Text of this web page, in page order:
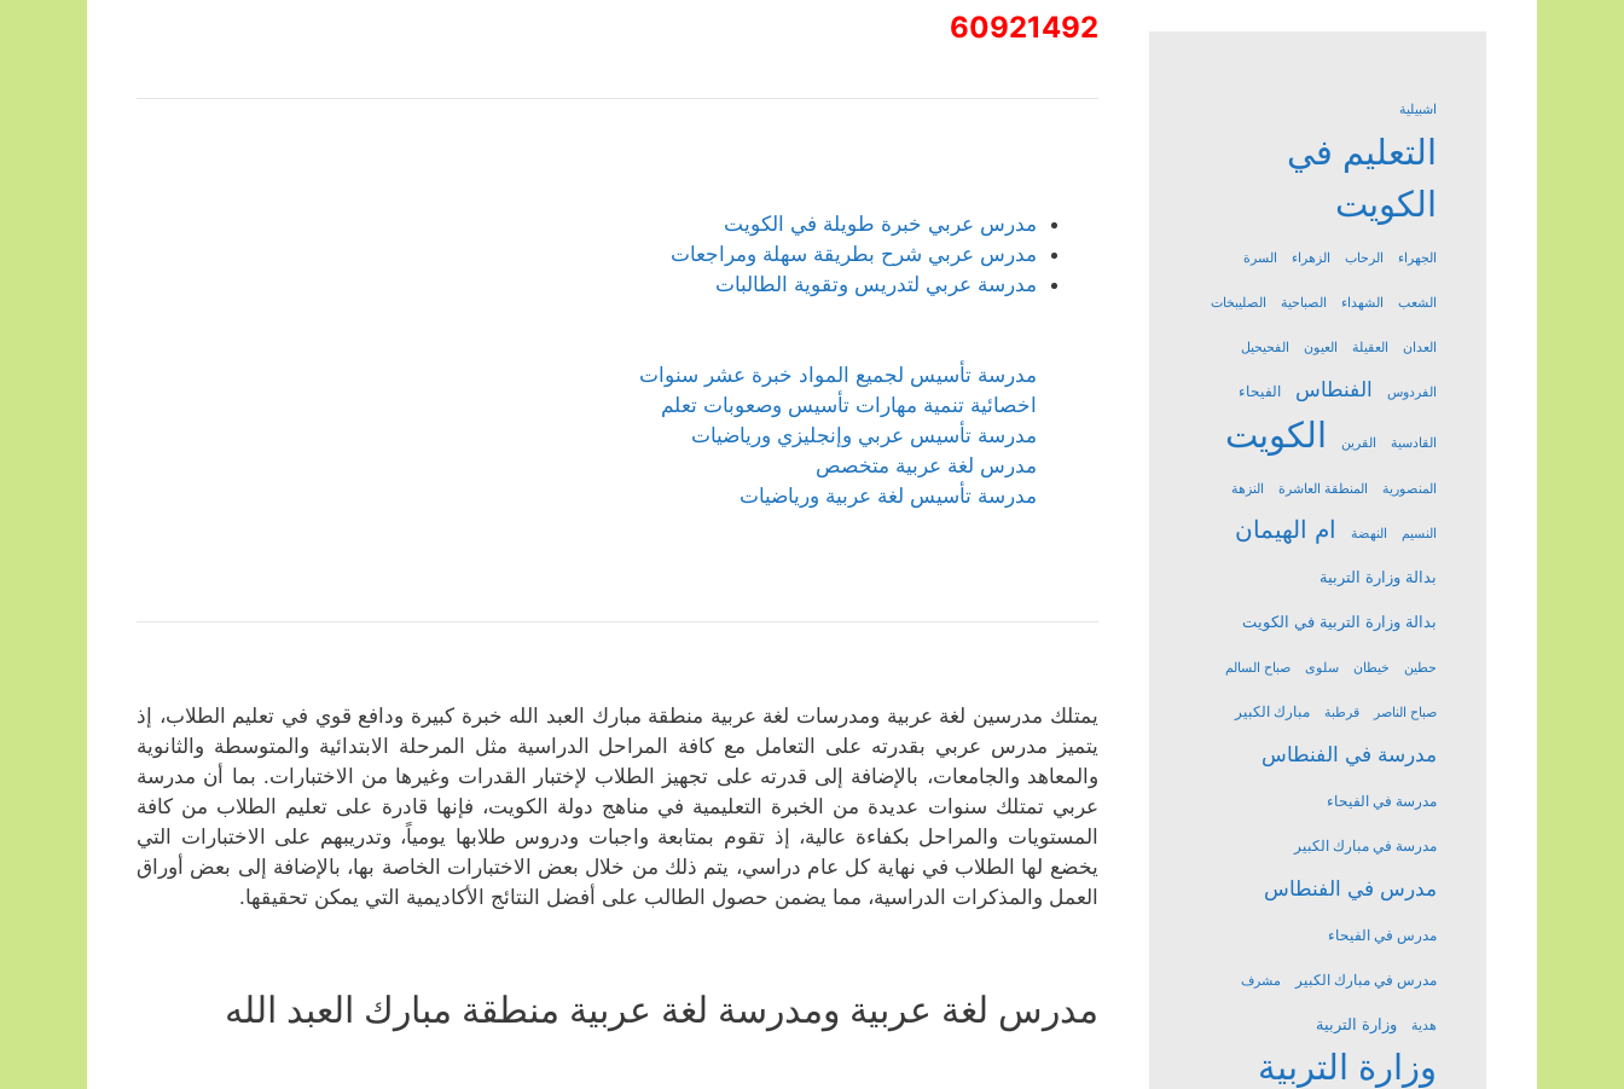
60921492
مدرس عربي خبرة طويلة في الكويت
مدرس عربي شرح بطريقة سهلة ومراجعات
مدرسة عربي لتدريس وتقوية الطالبات
مدرسة تأسيس لجميع المواد خبرة عشر سنوات
اخصائية تنمية مهارات تأسيس وصعوبات تعلم
مدرسة تأسيس عربي وإنجليزي ورياضيات
مدرس لغة عربية متخصص
مدرسة تأسيس لغة عربية ورياضيات
يمتلك مدرسين لغة عربية ومدرسات لغة عربية منطقة مبارك العبد الله خبرة كبيرة ودافع قوي في تعليم الطلاب، إذ
يتميز مدرس عربي بقدرته على التعامل مع كافة المراحل الدراسية مثل المرحلة الابتدائية والمتوسطة والثانوية
والمعاهد والجامعات، بالإضافة إلى قدرته على تجهيز الطلاب لإختبار القدرات وغيرها من الاختبارات. بما أن مدرسة
عربي تمتلك سنوات عديدة من الخبرة التعليمية في مناهج دولة الكويت، فإنها قادرة على تعليم الطلاب من كافة
المستويات والمراحل بكفاءة عالية، إذ تقوم بمتابعة واجبات ودروس طلابها يومياً، وتدريبهم على الاختبارات التي
يخضع لها الطلاب في نهاية كل عام دراسي، يتم ذلك من خلال بعض الاختبارات الخاصة بها، بالإضافة إلى بعض أوراق
العمل والمذكرات الدراسية، مما يضمن حصول الطالب على أفضل النتائج الأكاديمية التي يمكن تحقيقها.
مدرس لغة عربية ومدرسة لغة عربية منطقة مبارك العبد الله
اشبيلية
التعليم في
الكويت
الجهراء الرحاب الزهراء السرة
الشعب الشهداء الصباحية الصليبخات
العدان العقيلة العيون الفحيحيل
الفردوس الفنطاس الفيحاء
القادسية القرين الكويت
المنصورية المنطقة العاشرة النزهة
النسيم النهضة ام الهيمان
بدالة وزارة التربية
بدالة وزارة التربية في الكويت
حطين خيطان سلوى صباح السالم
صباح الناصر قرطبة مبارك الكبير
مدرسة في الفنطاس
مدرسة في الفيحاء
مدرسة في مبارك الكبير
مدرس في الفنطاس
مدرس في الفيحاء
مدرس في مبارك الكبير مشرف
هدية وزارة التربية
وزارة التربية